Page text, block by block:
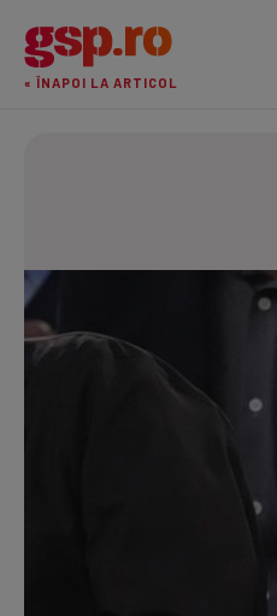
« ÎNAPOI LA ARTICOL